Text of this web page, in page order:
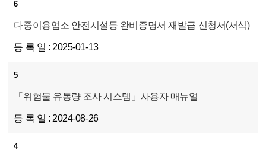
6
다중이용업소 안전시설등 완비증명서 재발급 신청서(서식)
2025-01-13
5
「위험물 유통량 조사 시스템」사용자 매뉴얼
2024-08-26
4